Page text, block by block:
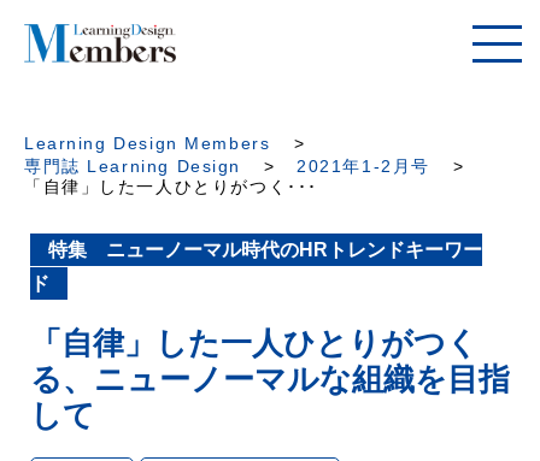
Learning Design Members
専門誌 Learning Design
2021年1-2月号
「自律」した一人ひとりがつく･･･
特集 ニューノーマル時代のHRトレンドキーワー
ド
「自律」した一人ひとりがつく
る、ニューノーマルな組織を目指
して